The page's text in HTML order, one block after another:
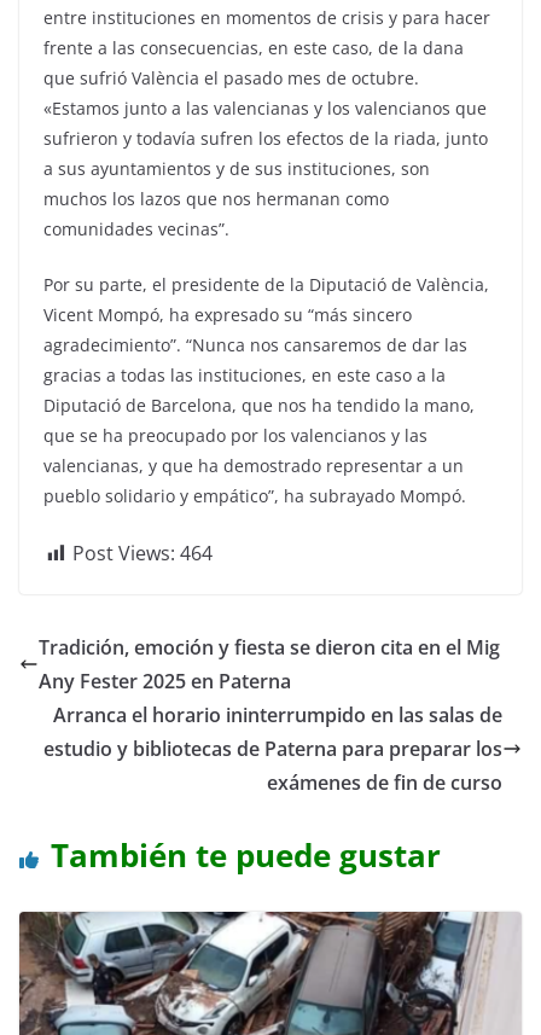
entre instituciones en momentos de crisis y para hacer
frente a las consecuencias, en este caso, de la dana
que sufrió València el pasado mes de octubre.
«Estamos junto a las valencianas y los valencianos que
sufrieron y todavía sufren los efectos de la riada, junto
a sus ayuntamientos y de sus instituciones, son
muchos los lazos que nos hermanan como
comunidades vecinas”.
Por su parte, el presidente de la Diputació de València,
Vicent Mompó, ha expresado su “más sincero
agradecimiento”. “Nunca nos cansaremos de dar las
gracias a todas las instituciones, en este caso a la
Diputació de Barcelona, que nos ha tendido la mano,
que se ha preocupado por los valencianos y las
valencianas, y que ha demostrado representar a un
pueblo solidario y empático”, ha subrayado Mompó.
Post Views: 464
Tradición, emoción y fiesta se dieron cita en el Mig
Any Fester 2025 en Paterna
Arranca el horario ininterrumpido en las salas de
estudio y bibliotecas de Paterna para preparar los
exámenes de fin de curso
También te puede gustar